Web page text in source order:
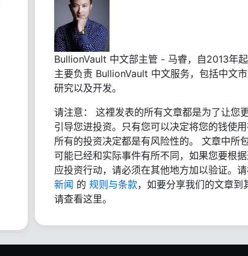
BullionVault 中文部主管 - 马睿，自2013年
主要负责 BullionVault 中文服务，包括中文
研究以及开发。
请注意： 这裡发表的所有文章都是为了让您
引导您进投资。只有您可以决定将您的钱使
所有的投资决定都是有风险性的。 文章中所
可能已经和实际事件有所不同，如果您要根
应投资行动，请必须在其他地方加以验证。
新闻 的 规则与条款，如要分享我们的文章到
请查看这里。